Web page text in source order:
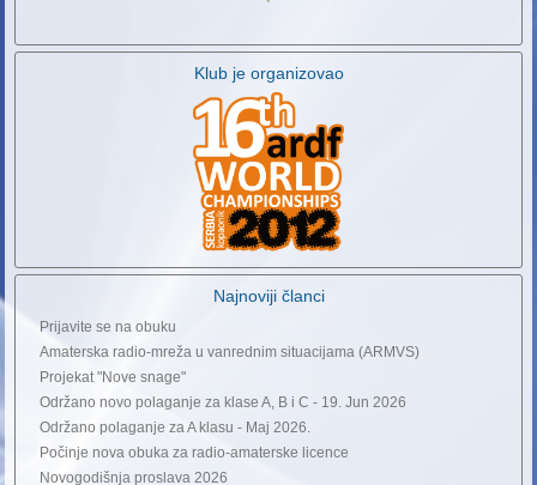
Klub je organizovao
Najnoviji članci
Prijavite se na obuku
Amaterska radio-mreža u vanrednim situacijama (ARMVS)
Projekat "Nove snage"
Održano novo polaganje za klase A, B i C - 19. Jun 2026
Održano polaganje za A klasu - Maj 2026.
Počinje nova obuka za radio-amaterske licence
Novogodišnja proslava 2026